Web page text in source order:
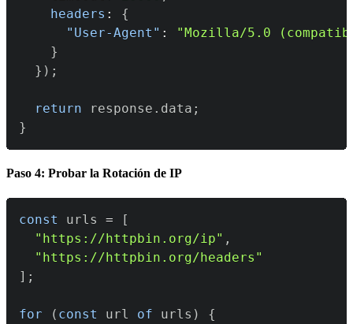
headers :
{
"User-Agent" :
"Mozilla/5.0
}
} ) ;
return response . data ;
}
Paso 4: Probar la Rotación de IP
const urls =
[
"https://httpbin.org/ip" ,
"https://httpbin.org/headers"
] ;
for ( const url of urls )
{